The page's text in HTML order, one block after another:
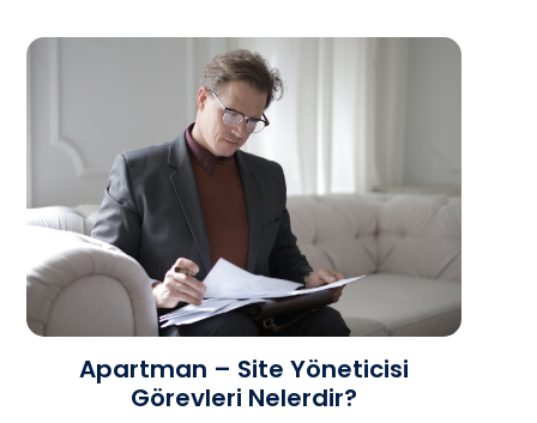
aidat için pek çok soru işaretinden söz etmek
gerekir. Peki, aidat nasıl hesaplanır? Hangi
giderler aidata dahildir? Aidat ödenmezse ne
olur? İşte bu konuda bütün merak ettikleriniz!
Apartman – Site Yöneticisi
Görevleri Nelerdir?